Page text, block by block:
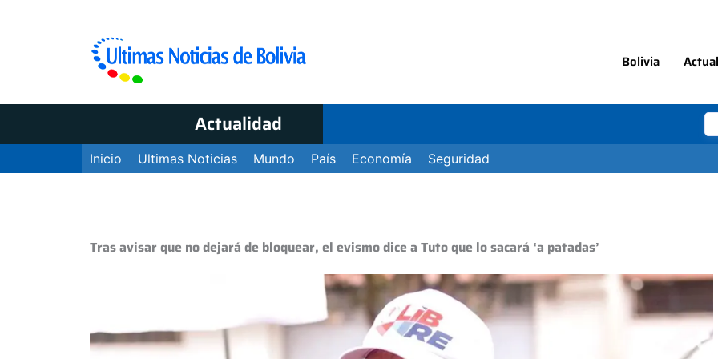
Bolivia
Actualidad
Inicio Ultimas Noticias Mundo País Economía Seguridad
Tras avisar que no dejará de bloquear, el evismo dice a Tuto que lo sacará ‘a patadas’